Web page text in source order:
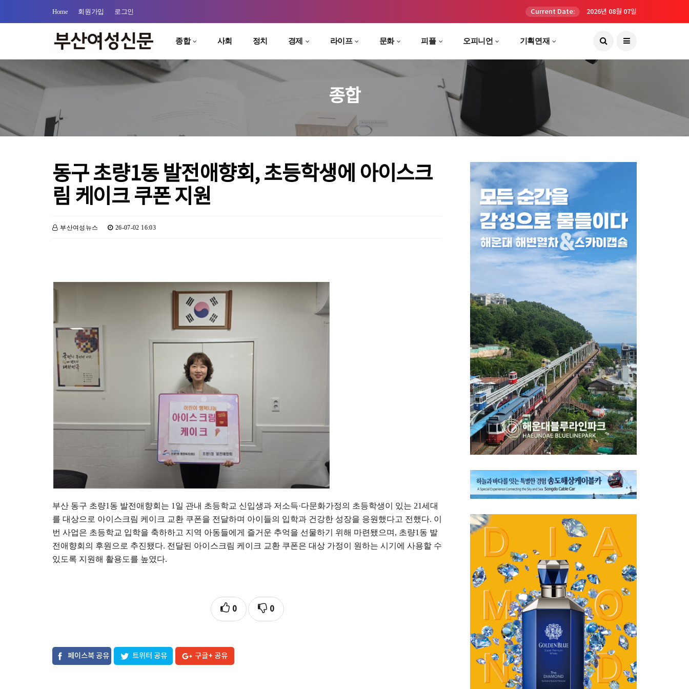
Home 회원가입 로그인 Current Date: 2026년 08월 07일
종합 사회 정치 경제 라이프 문화 피플 오피니언 기획연재
종합
동구 초량1동 발전애향회, 초등학생에 아이스크
림 케이크 쿠폰 지원
부산여성뉴스 26-07-02 16:03
부산 동구 초량1 동 발전애향회는 1 일 관내 초등학교 신입생과 저소득·다문화가정의 초등학생이 있는 21세대
를 대상으로 아이스크림 케이크 교환 쿠폰을 전달하며 아이들의 입학과 건강한 성장을 응원했다고 전했다. 이
번 사업은 초등학교 입학을 축하하고 지역 아동들에게 즐거운 추억을 선물하기 위해 마련됐으며 , 초량1 동 발
전애향회의 후원으로 추진됐다. 전달된 아이스크림 케이크 교환 쿠폰은 대상 가정이 원하는 시기에 사용할 수
있도록 지원해 활용도를 높였다.
0 0
페이스북 공유 트위터 공유 구글+ 공유